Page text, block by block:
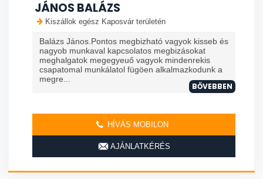
JÁNOS BALÁZS
Kiszállok egész Kaposvár területén
Balázs János.Pontos megbizható vagyok kisseb és
nagyob munkaval kapcsolatos megbizásokat
meghalgatok megegyeuő vagyok mindenrekis
csapatomal munkálatol fügöen alkalmazkodunk a
megre...
BŐVEBBEN
HÍVÁS MOBILON
AJÁNLATKÉRÉS